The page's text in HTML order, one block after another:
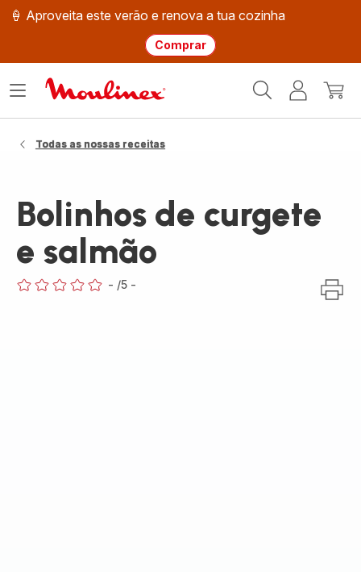
🍦 Aproveita este verão e renova a tua cozinha
Comprar
Moulinex
O
Abrir
Todas as nossas receitas
Bolinhos de curgete
e salmão
- /5 -